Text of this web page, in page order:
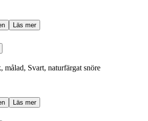
Läs mer
Svart, naturfärgat snöre
Läs mer